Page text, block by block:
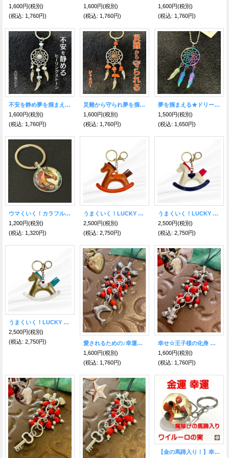
1,600円(税別)
(税込: 1,760円)
1,600円(税別)
(税込: 1,760円)
1,600円(税別)
(税込: 1,760円)
不安を静め夢を掴まえる★ドリームキャッチャー キーホルダー ハウライト付
1,600円(税別)
(税込: 1,760円)
災難から守られ夢を掴まえる★ドリームキャッチャー キーホルダー ジャスパー付
1,600円(税別)
(税込: 1,760円)
夢を掴まえる★ドリームキャッチャー キーホルダー レインボー
1,500円(税別)
(税込: 1,650円)
ウマくいく！カラフル馬メダル型キーホルダー
1,200円(税別)
(税込: 1,320円)
うまくいく！LUCKY HORSE 様々な幸運をもたらす🐎木馬キーホルダー ブラウン
2,500円(税別)
(税込: 2,750円)
うまくいく！LUCKY HORSE 様々な幸運をもたらす🐎木馬キーホルダー ホワイト
2,500円(税別)
(税込: 2,750円)
うまくいく！LUCKY HORSE 様々な幸運をもたらす🐎木馬キーホルダー ゴールド
2,500円(税別)
(税込: 2,750円)
愛されるための♪幸運のワイルーロ☆ストラップ イルカ＆愛情のハート
1,600円(税別)
(税込: 1,760円)
幸せ☆王子様の化身 幸運のワイルーロ☆ストラップ カエル＆愛情のハート
1,600円(税別)
(税込: 1,760円)
【金の馬蹄入り！】幸運の神秘ワイルーロ アクリルボール☆Ｋホルダー